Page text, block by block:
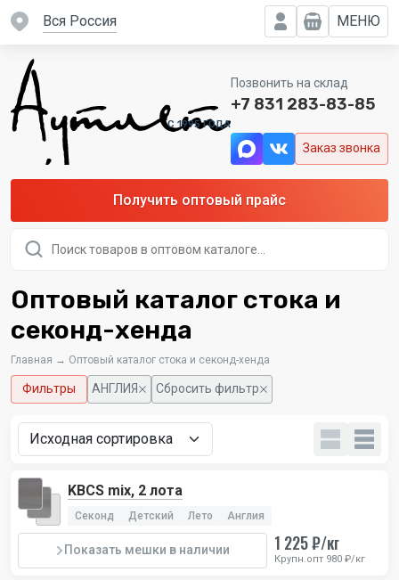
вся Россия МЕНЮ
C 1995 ГОДА
Позвонить на склад
+7 831 283-83-85
Заказ звонка
Получить оптовый прайс
товаров
Оптовый каталог стока и
секонд-хенда
Главная → Оптовый каталог стока и секонд-хенда
Фильтры АНГЛИЯ Сбросить фильтр
KBCS mix, 2 лота
Секонд Детский Лето Англия
Показать мешки в наличии 1 225 ₽/кг
Крупн.опт 980 ₽/кг